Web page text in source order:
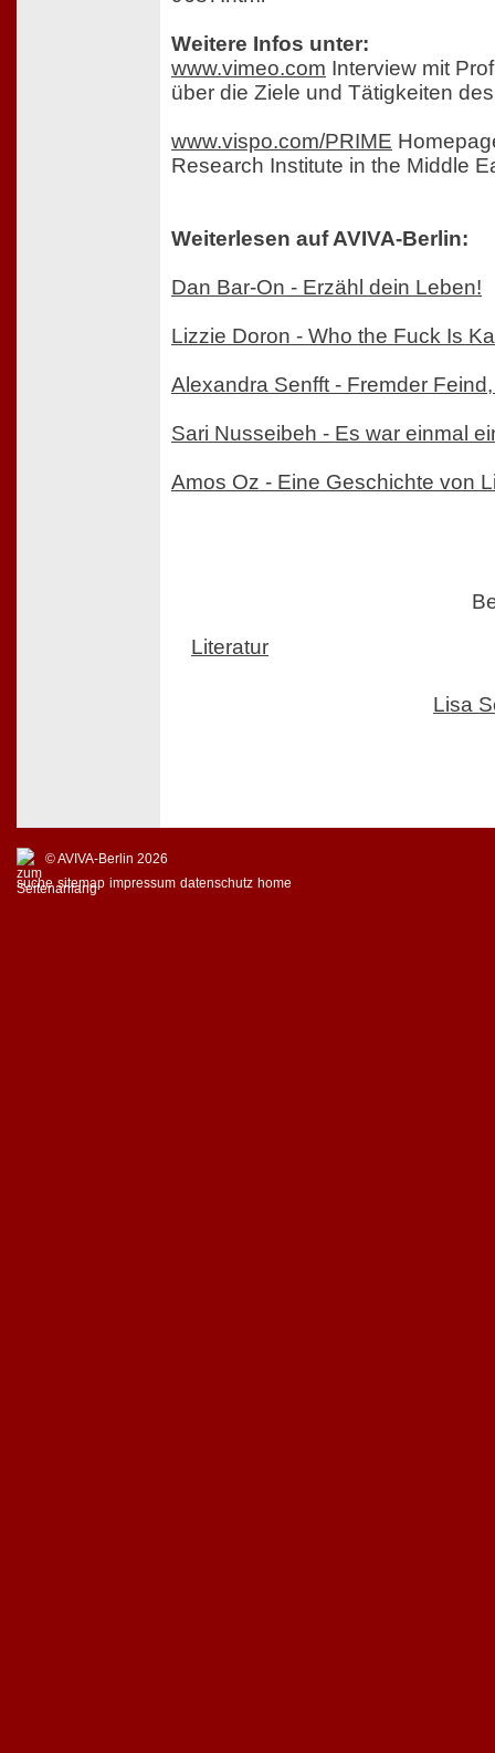
Weitere Infos unter:
www.vimeo.com Interview mit
über die Ziele und Tätigkeiten
www.vispo.com/PRIME
Research Institute in the Middle
Weiterlesen auf AVIVA-Berlin:
Dan Bar-On - Erzähl dein Leben!
Lizzie Doron - Who the Fuck Is
Alexandra Senfft - Fremder
Sari Nusseibeh - Es war einmal
Amos Oz - Eine Geschichte von
Literatur
Lisa
© AVIVA-Berlin 2026
suche sitemap impressum datenschutz home